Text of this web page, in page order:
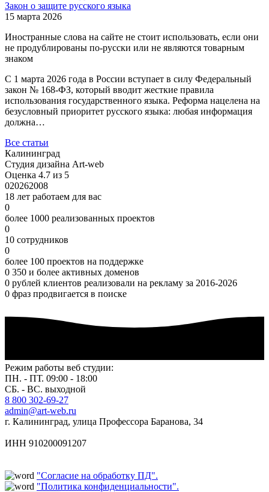
Закон о защите русского языка
15 марта 2026
Иностранные слова на сайте не стоит использовать, если они
не продублированы по-русски или не являются товарным
знаком
С 1 марта 2026 года в России вступает в силу Федеральный
закон № 168-ФЗ, который вводит жесткие правила
использования государственного языка. Реформа нацелена на
безусловный приоритет русского языка: любая информация
должна…
Все статьи
Калининград
Студия дизайна Art-web
Оценка 4.7 из 5
020262008
18 лет работаем для вас
0
более 1000 реализованных проектов
0
10 сотрудников
0
более 100 проектов на поддержке
0 350 и более активных доменов
0 рублей клиентов реализовали на рекламу за 2016-2026
0 фраз продвигается в поиске
Режим работы веб студии:
ПН. - ПТ. 09:00 - 18:00
СБ. - ВС. выходной
8 800 302-69-27
admin@art-web.ru
г. Калининград, улица Профессора Баранова, 34
ИНН 910200091207
"Согласие на обработку ПД".
"Политика конфиденциальности".